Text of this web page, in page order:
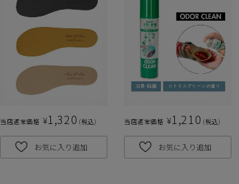
当店通常価格 ¥1,320 税込
お気に入り追加
当店通常価格 ¥1,210 税込
お気に入り追加